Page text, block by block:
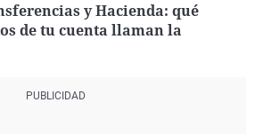
y Hacienda: qué
de tu cuenta llaman la